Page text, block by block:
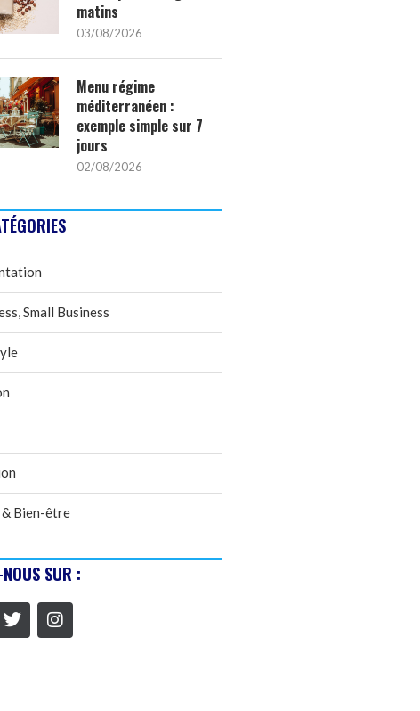
matins
03/08/2026
Menu régime
méditerranéen :
exemple simple sur 7
jours
02/08/2026
Small Business
& Bien-être
SUR :